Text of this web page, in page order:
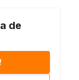
de